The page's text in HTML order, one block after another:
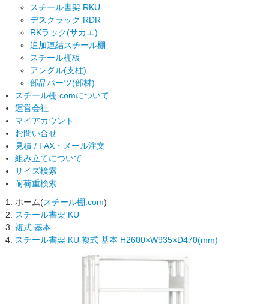
スチール書架 RKU
デスクラック RDR
RKラック(サカエ)
追加連結スチール棚
スチール棚板
アングル(支柱)
部品パーツ(部材)
スチール棚.comについて
運営会社
マイアカウント
お問い合せ
見積 / FAX・メール注文
組み立てについて
サイズ検索
耐荷重検索
ホーム(スチール棚.com)
スチール書架 KU
複式 基本
スチール書架 KU 複式 基本 H2600×W935×D470(mm)